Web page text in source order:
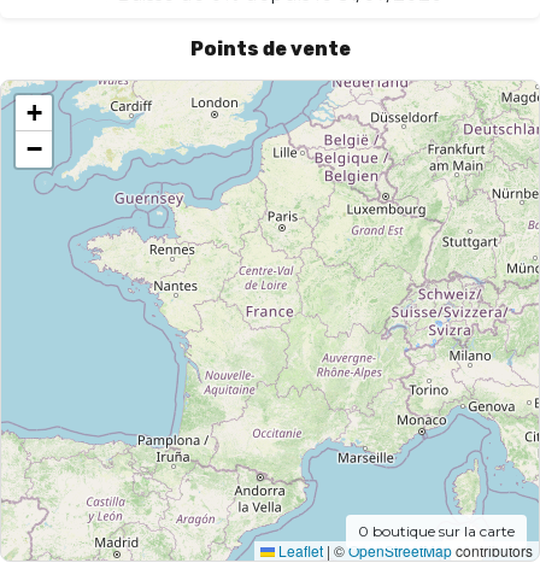
Points de vente
+
−
Leaflet | ©OpenStreetMapcontributors
0 boutique sur la carte